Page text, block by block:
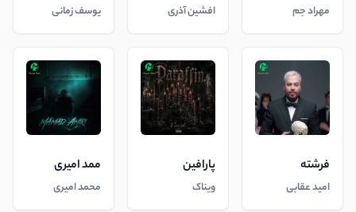
مهراد جم افشین آذری یوسف زمانی
فرشته
امید عقابی
پارافین
ویناک
ممد امیری
محمد امیری